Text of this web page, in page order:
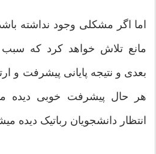
اما اگر مشکلی وجود نداشته
مانع تلاش خواهد کرد که
بعدی و نتیجه پایانی پیشرفت و
هر حال پیشرفت خوبی دیده
انتظار دانشجویان رباتیک دیده